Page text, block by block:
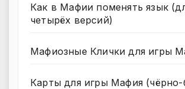
Как в Мафии поменять язык
четырёх версий)
Мафиозные Клички для игры
Карты для игры Мафия (чёрно-